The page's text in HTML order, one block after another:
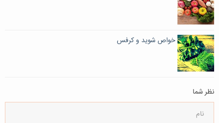
خواص شوید و کرفس
نظر شما